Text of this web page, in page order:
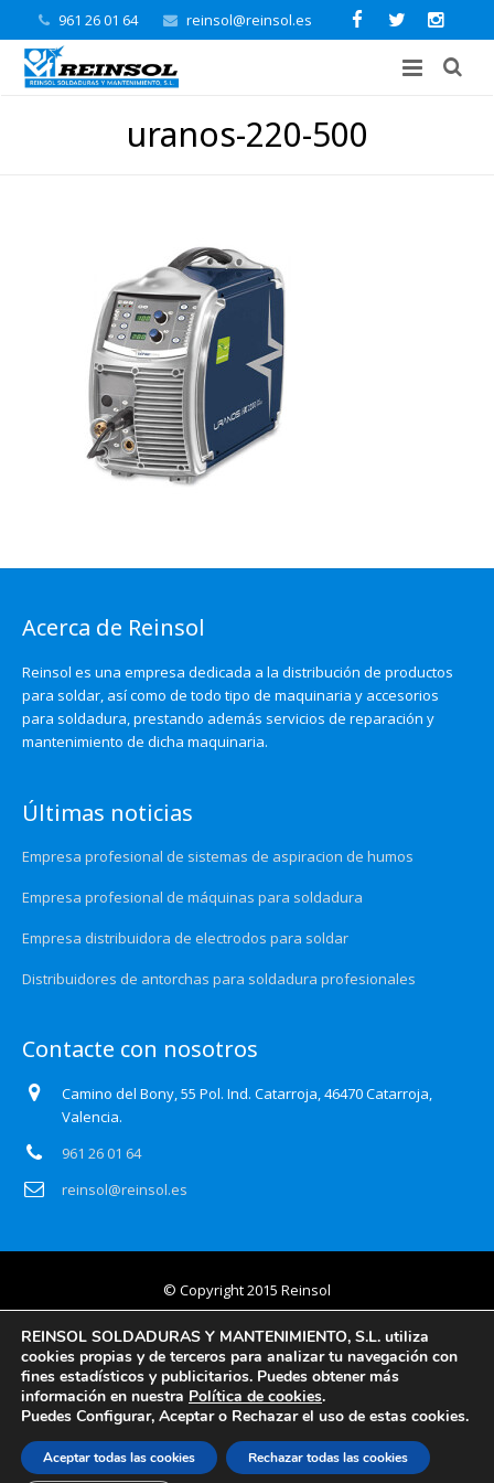
961 26 01 64 reinsol@reinsol.es
uranos-220-500
Acerca de Reinsol
Reinsol es una empresa dedicada a la distribución de productos
para soldar, así como de todo tipo de maquinaria y accesorios
para soldadura, prestando además servicios de reparación y
mantenimiento de dicha maquinaria.
Últimas noticias
Empresa profesional de sistemas de aspiracion de humos
Empresa profesional de máquinas para soldadura
Empresa distribuidora de electrodos para soldar
Distribuidores de antorchas para soldadura profesionales
Contacte con nosotros
Camino del Bony, 55 Pol. Ind. Catarroja, 46470 Catarroja,
Valencia.
961 26 01 64
reinsol@reinsol.es
© Copyright 2015 Reinsol
Aviso legal
Política de privacidad
Certificado Auditoría Web
Información básica y detallada en protección de datos
REINSOL SOLDADURAS Y MANTENIMIENTO, S.L. utiliza
cookies propias y de terceros para analizar tu navegación con
fines estadísticos y publicitarios. Puedes obtener más
información en nuestra Política de cookies.
Puedes Configurar, Aceptar o Rechazar el uso de estas cookies.
Aceptar todas las cookies Rechazar todas las cookies